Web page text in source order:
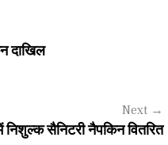
दाखिल
Next →
सैनिटरी नैपकिन वितरित